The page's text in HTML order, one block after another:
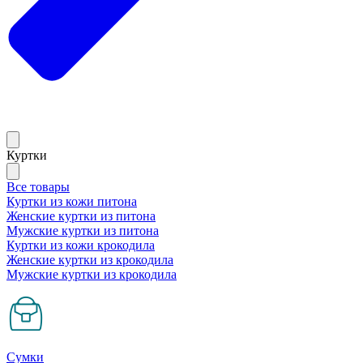
Куртки
Все товары
Куртки из кожи питона
Женские куртки из питона
Мужские куртки из питона
Куртки из кожи крокодила
Женские куртки из крокодила
Мужские куртки из крокодила
Сумки